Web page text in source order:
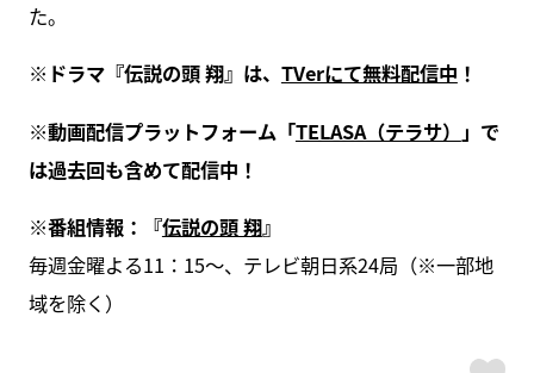
た。
※ドラマ『伝説の頭 翔』は、 TVerにて無料配信中 ！
※動画配信プラットフォーム「TELASA（テラサ） 」で
は過去回も含めて配信中！
※番組情報：『伝説の頭 翔』
毎週金曜よる11：15～、テレビ朝日系24局（※一部地
域を除く）